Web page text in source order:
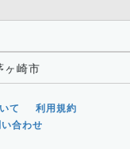
ヶ崎市
て
利用規約
合わせ